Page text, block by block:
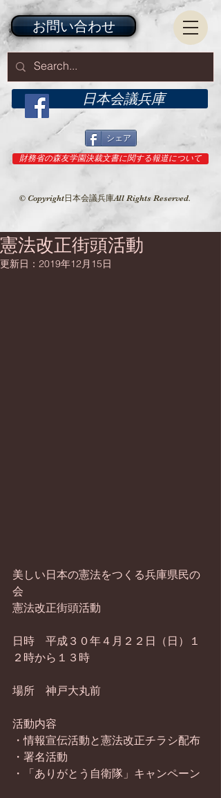
日本会議兵庫
© Copyright日本会議兵庫All Rights Reserved.
シェア
お問い合わせ
財務省の森友学園決裁文書に関する報道について
憲法改正街頭活動
更新日： 2019年12月15日
美しい日本の憲法をつくる兵庫県民の
会
憲法改正街頭活動
日時　平成３０年４月２２日（日）１
２時から１３時
場所　神戸大丸前
活動内容
・情報宣伝活動と憲法改正チラシ配布
・署名活動
・「ありがとう自衛隊」キャンペーン